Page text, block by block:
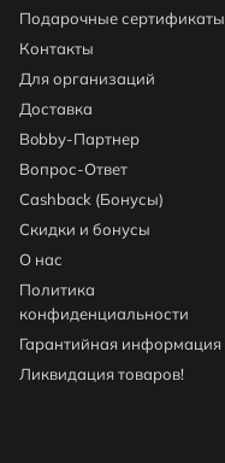
Подарочные сертификаты
Контакты
Для организаций
Доставка
Bobby-Партнер
Вопрос-Ответ
Cashback (Бонусы)
Скидки и бонусы
О нас
Политика
конфиденциальности
Гарантийная информация
Ликвидация товаров!